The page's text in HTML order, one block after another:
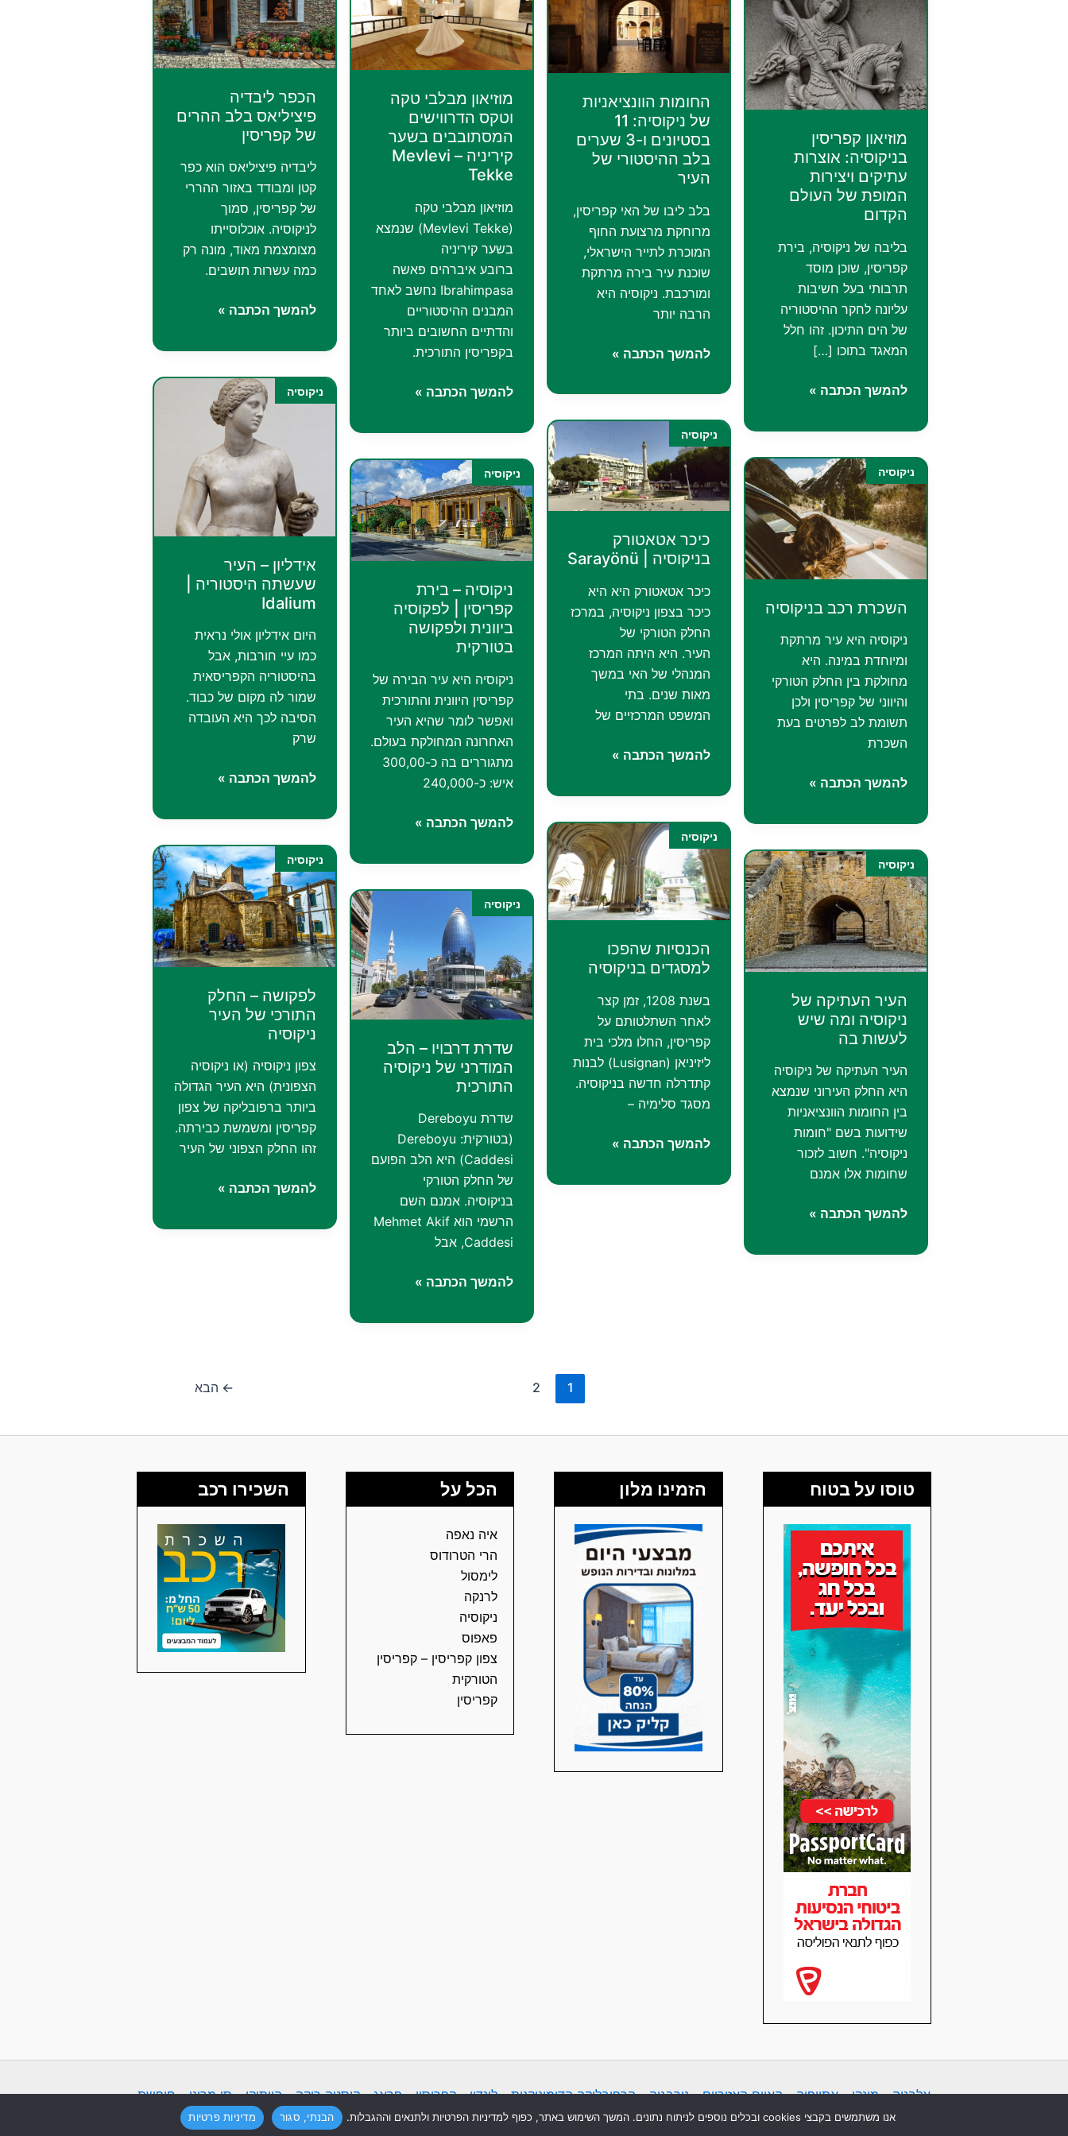
מוזיאון קפריסין
בניקוסיה: אוצרות
עתיקים ויצירות
המופת של העולם
הקדום
בליבה של ניקוסיה, בירת
קפריסין, שוכן מוסד
תרבותי בעל חשיבות
עליונה לחקר ההיסטוריה
של הים התיכון. זהו חלל
המאגד בתוכו […]
מוזיאון
בניקוסיה:
עתיקים
ויצירות
המופת
של
העולם
הקדום
להמשך הכתבה »
החומות הוונציאניות
של ניקוסיה: 11
בסטיונים ו-3 שערים
בלב ההיסטורי של
העיר
בלב ליבו של האי קפריסין,
מרוחקת מרצועת החוף
המוכרת לתייר הישראלי,
שוכנת עיר בירה מרתקת
ומורכבת. ניקוסיה היא
הרבה יותר
החומות
של
11
בסטיונים
שערים
ההיסטורי
של
להמשך הכתבה »
מוזיאון מבלבי טקה
וטקס הדרווישים
המסתובבים בשער
קיריניה – Mevlevi
Tekke
מוזיאון מבלבי טקה
(Mevlevi Tekke) שנמצא
בשער קיריניה
ברובע איברהים פאשה
Ibrahimpasa נחשב לאחד
המבנים ההיסטוריים
והדתיים החשובים ביותר
בקפריסין התורכית.
מוזיאון
טקה
הדרווישים
המסתובבים
בשער
קיריניה
–
Tekke
להמשך הכתבה »
הכפר ליבדיה
פיציליאס בלב ההרים
של קפריסין
ליבדיה פיציליאס הוא כפר
קטן ומבודד באזור ההררי
של קפריסין, סמוך
לניקוסיה. אוכלוסייתו
מצומצמת מאוד, מונה רק
כמה עשרות תושבים.
הכפר
פיציליאס
ההרים
להמשך הכתבה »
ניקוסיה
אידליון – העיר
שעשתה היסטוריה |
Idalium
היום אידליון אולי נראית
כמו עיי חורבות, אבל
בהיסטוריה הקפריסאית
שמור לה מקום של כבוד.
הסיבה לכך היא העובדה
שרק
אידליון
העיר
היסטוריה
|
Idalium
להמשך הכתבה »
ניקוסיה
כיכר אטאטורק
בניקוסיה | Sarayönü
כיכר אטאטורק היא היא
כיכר בצפון ניקוסיה, במרכז
החלק הטורקי של
העיר. היא היתה המרכז
המנהלי של האי במשך
מאות שנים. בתי
המשפט המרכזיים של
כיכר
בניקוסיה
Sarayönü
להמשך הכתבה »
ניקוסיה
השכרת רכב בניקוסיה
ניקוסיה היא עיר מרתקת
ומיוחדת במינה. היא
מחולקת בין החלק הטורקי
והיווני של קפריסין ולכן
תשומת לב לפרטים בעת
השכרת
השכרת
בניקוסיה
להמשך הכתבה »
ניקוסיה
ניקוסיה – בירת
קפריסין | לפקוסיה
ביוונית ולפקושה
בטורקית
ניקוסיה היא עיר הבירה של
קפריסין היוונית והתורכית
ואפשר לומר שהיא העיר
האחרונה המחולקת בעולם.
מתגוררים בה כ-300,00
איש: כ-240,000
ניקוסיה
בירת
|
לפקוסיה
ולפקושה
בטורקית
להמשך הכתבה »
ניקוסיה
הכנסיות שהפכו
למסגדים בניקוסיה
בשנת 1208, זמן קצר
לאחר השתלטותם על
קפריסין, החלו מלכי בית
ליזיניאן (Lusignan) לבנות
קתדרלה חדשה בניקוסיה.
מסגד סלימיה –
הכנסיות
למסגדים
להמשך הכתבה »
ניקוסיה
לפקושה – החלק
התורכי של העיר
ניקוסיה
צפון ניקוסיה (או ניקוסיה
הצפונית) היא העיר הגדולה
ביותר ברפובליקה של צפון
קפריסין ומשמשת כבירתה.
זהו החלק הצפוני של העיר
לפקושה
החלק
להמשך הכתבה »
ניקוסיה
העיר העתיקה של
ניקוסיה ומה שיש
לעשות בה
העיר העתיקה של ניקוסיה
היא החלק העירוני שנמצא
בין החומות הוונציאניות
שידועות בשם "חומות
ניקוסיה". חשוב לזכור
שחומות אלו אמנם
העיר
של
להמשך הכתבה »
ניקוסיה
שדרת דרבויו – הלב
המודרני של ניקוסיה
התורכית
שדרת Dereboyu
(בטורקית: Dereboyu
Caddesi) היא הלב הפועם
של החלק הטורקי
בניקוסיה. אמנם השם
הרשמי הוא Mehmet Akif
Caddesi, אבל
שדרת
–
להמשך הכתבה »
1
2
←
טוסו על בטוח הזמינו מלון הכל על
איה נאפה
הרי הטרודוס
לימסול
לרנקה
ניקוסיה
פאפוס
צפון קפריסין – קפריסין
הטורקית
קפריסין
השכירו רכב
אלבניה-מונקו-אתיופיה-האיים האזוריים-נורבגיה-הרפובליקה הדומיניקנית-לונדון-קפריסין-פראג-קוסטה ריקה-הוותיקן-סן מרינו-חופשת
סקי- תנאי שימוש -נגישות-מדיניות פרטיות-פרסום באתר אנו משתמשים בקבצי cookies ובכלים נוספים לניתוח נתונים. המשך השימוש באתר, כפוף למדיניות הפרטיות ולתנאים וההגבלות. הבנתי, סגור מדיניות פרטיות